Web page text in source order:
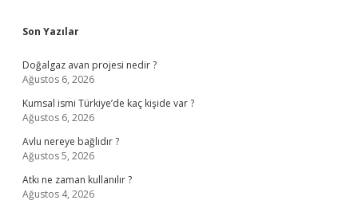
Sidebar
Son Yazılar
Doğalgaz avan projesi nedir ?
Ağustos 6, 2026
Kumsal ismi Türkiye’de kaç kişide var ?
Ağustos 6, 2026
Avlu nereye bağlıdır ?
Ağustos 5, 2026
Atkı ne zaman kullanılır ?
Ağustos 4, 2026